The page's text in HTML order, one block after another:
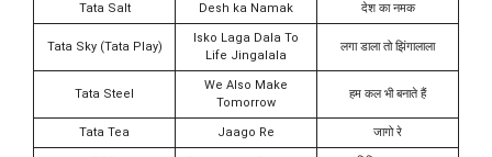
Tata Salt Desh ka Namak देश का नमक
Tata Sky (Tata Play)
Isko Laga Dala To
Life Jingalala
लगा डाला तो झिंगालाला
Tata Steel
We Also Make
Tomorrow
हम कल भी बनाते हैं
Tata Tea Jaago Re जागो रे